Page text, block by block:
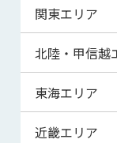
北海道
青森県
宮城県
関東エリア
東京都
神奈川県
埼玉県
北陸・甲信越
新潟県
富山県
東海エリア
岐阜県
近畿エリア